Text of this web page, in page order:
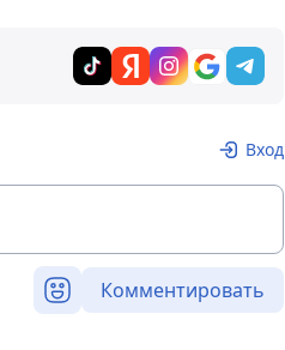
Вход
Комментировать